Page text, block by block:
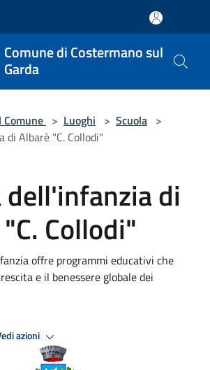
Comune di Costermano sul
Garda
> Luoghi > Scuola >
di Albarè "C. Collodi"
dell'infanzia di
Collodi"
offre programmi educativi che
e il benessere globale dei
azioni